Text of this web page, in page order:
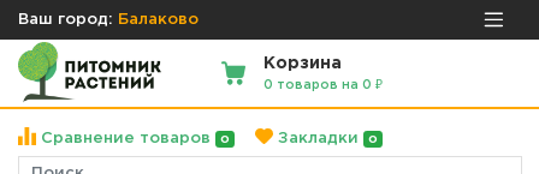
Ваш город: Балаково
Корзина
0 товаров на 0 ₽
Сравнение товаров 0 Закладки 0